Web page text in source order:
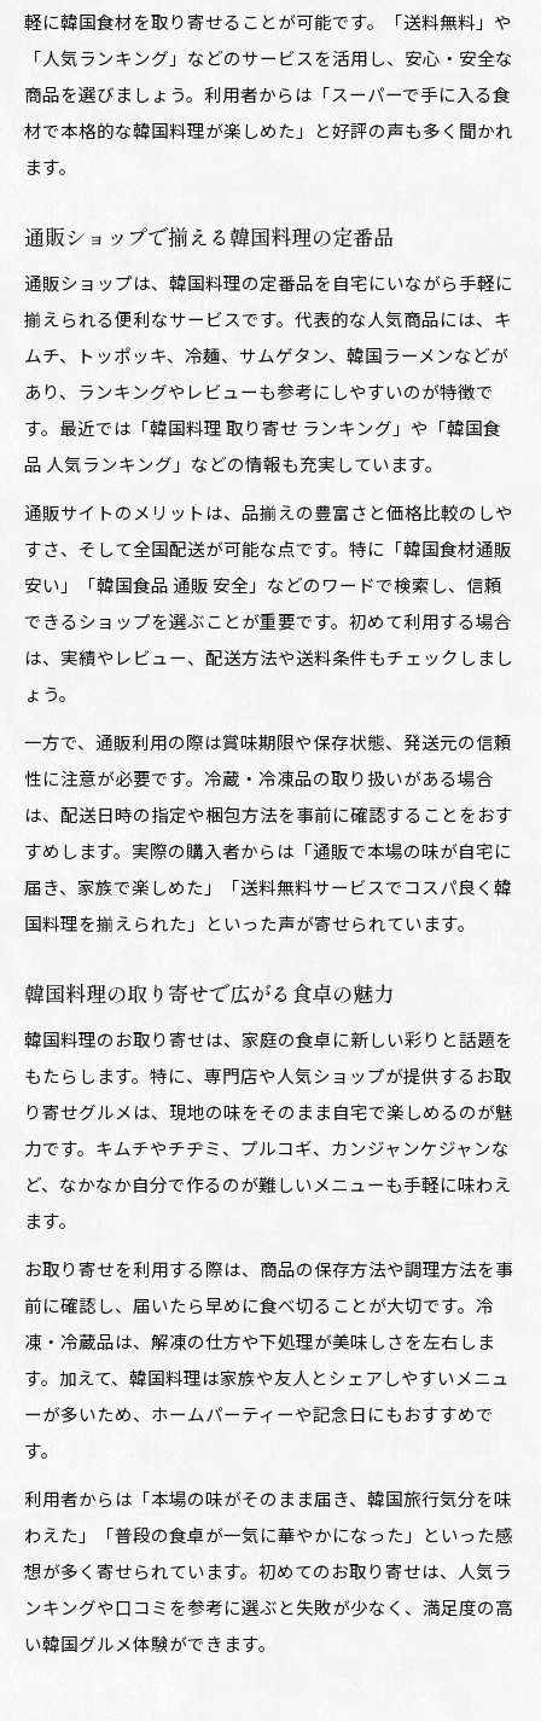
軽に韓国食材を取り寄せることが可能です。「送料無料」や
「人気ランキング」などのサービスを活用し、安心・安全な
商品を選びましょう。利用者からは「スーパーで手に入る食
材で本格的な韓国料理が楽しめた」と好評の声も多く聞かれ
ます。
通販ショップで揃える韓国料理の定番品
通販ショップは、韓国料理の定番品を自宅にいながら手軽に
揃えられる便利なサービスです。代表的な人気商品には、キ
ムチ、トッポッキ、冷麺、サムゲタン、韓国ラーメンなどが
あり、ランキングやレビューも参考にしやすいのが特徴で
す。最近では「韓国料理 取り寄せ ランキング」や「韓国食
品 人気ランキング」などの情報も充実しています。
通販サイトのメリットは、品揃えの豊富さと価格比較のしや
すさ、そして全国配送が可能な点です。特に「韓国食材通販
安い」「韓国食品 通販 安全」などのワードで検索し、信頼
できるショップを選ぶことが重要です。初めて利用する場合
は、実績やレビュー、配送方法や送料条件もチェックしまし
ょう。
一方で、通販利用の際は賞味期限や保存状態、発送元の信頼
性に注意が必要です。冷蔵・冷凍品の取り扱いがある場合
は、配送日時の指定や梱包方法を事前に確認することをおす
すめします。実際の購入者からは「通販で本場の味が自宅に
届き、家族で楽しめた」「送料無料サービスでコスパ良く韓
国料理を揃えられた」といった声が寄せられています。
韓国料理の取り寄せで広がる食卓の魅力
韓国料理のお取り寄せは、家庭の食卓に新しい彩りと話題を
もたらします。特に、専門店や人気ショップが提供するお取
り寄せグルメは、現地の味をそのまま自宅で楽しめるのが魅
力です。キムチやチヂミ、プルコギ、カンジャンケジャンな
ど、なかなか自分で作るのが難しいメニューも手軽に味わえ
ます。
お取り寄せを利用する際は、商品の保存方法や調理方法を事
前に確認し、届いたら早めに食べ切ることが大切です。冷
凍・冷蔵品は、解凍の仕方や下処理が美味しさを左右しま
す。加えて、韓国料理は家族や友人とシェアしやすいメニュ
ーが多いため、ホームパーティーや記念日にもおすすめで
す。
利用者からは「本場の味がそのまま届き、韓国旅行気分を味
わえた」「普段の食卓が一気に華やかになった」といった感
想が多く寄せられています。初めてのお取り寄せは、人気ラ
ンキングや口コミを参考に選ぶと失敗が少なく、満足度の高
い韓国グルメ体験ができます。